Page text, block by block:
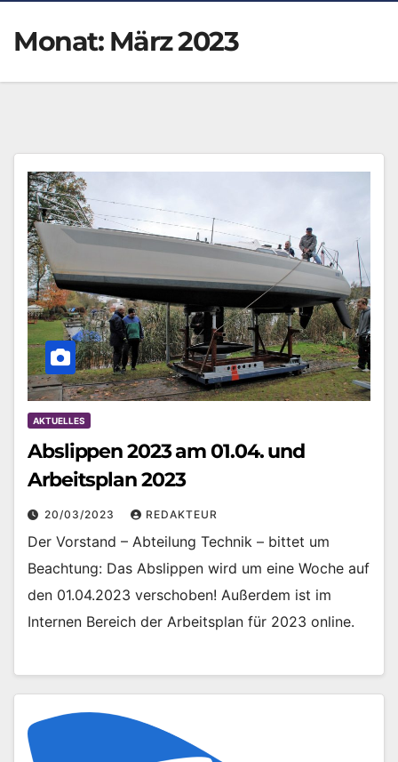
Monat: März 2023
AKTUELLES
Abslippen 2023 am 01.04. und
Arbeitsplan 2023
20/03/2023 REDAKTEUR
Der Vorstand – Abteilung Technik – bittet um
Beachtung: Das Abslippen wird um eine Woche auf
den 01.04.2023 verschoben! Außerdem ist im
Internen Bereich der Arbeitsplan für 2023 online.